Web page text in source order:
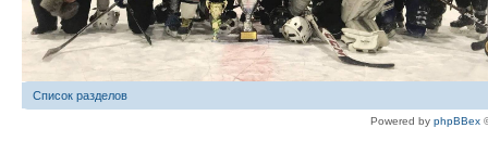
Список разделов
Powered by phpBBex